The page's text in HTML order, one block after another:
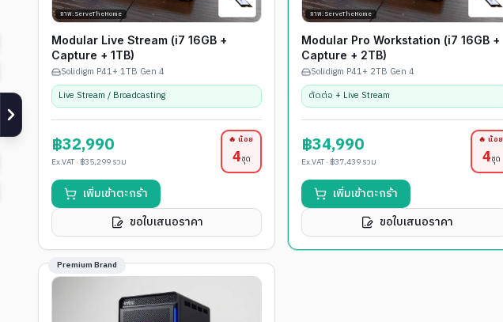
ภาพ: ServeTheHome
Modular Live Stream (i7 16GB +
Capture + 1TB)
Solidigm P41+ 1TB Gen 4
Live Stream / Broadcasting
฿32,990
Ex.VAT · ฿35,299รวม
🔥 น้อย
4ชุด
เพิ่มเข้าตะกร้า
ขอใบเสนอราคา
ภาพ: ServeTheHome
Modular Pro Workstation (i7 16GB +
Capture + 2TB)
Solidigm P41+ 2TB Gen 4
ตัดต่อ + Live Stream
฿34,990
Ex.VAT · ฿37,439รวม
🔥 น้อย
4ชุด
เพิ่มเข้าตะกร้า
ขอใบเสนอราคา
Premium Brand